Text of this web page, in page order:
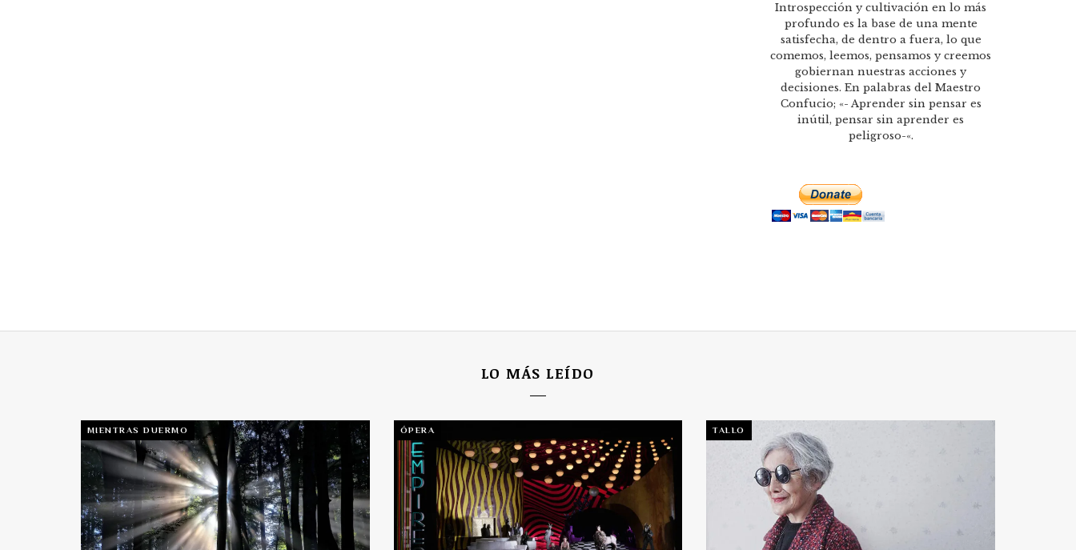
Introspección y cultivación en lo más
profundo es la base de una mente
satisfecha, de dentro a fuera, lo que
comemos, leemos, pensamos y creemos
gobiernan nuestras acciones y
decisiones. En palabras del Maestro
Confucio; «- Aprender sin pensar es
inútil, pensar sin aprender es
peligroso-«.
LO MÁS LEÍDO
MIENTRAS DUERMO ÓPERA TALLO